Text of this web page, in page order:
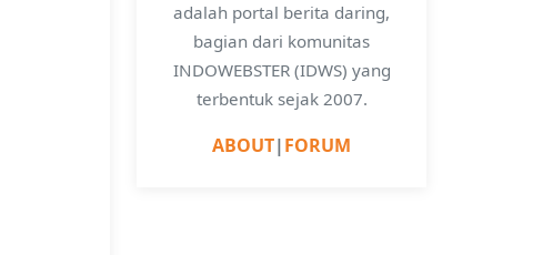
adalah portal berita daring,
bagian dari komunitas
INDOWEBSTER (IDWS) yang
terbentuk sejak 2007.
ABOUT|FORUM